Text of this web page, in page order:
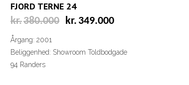
FJORD TERNE 24
kr.380.000
Den
kr. 349.000
kr.349.000.
Årgang: 2001
Beliggenhed: Showroom Toldbodgade
94 Randers